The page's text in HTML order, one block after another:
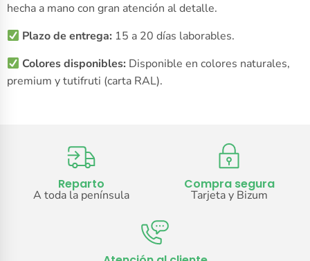
hecha a mano con gran atención al detalle.
Plazo de entrega: 15 a 20 días laborables.
Colores disponibles: Disponible en colores naturales,
premium y tutifruti (carta RAL).
Reparto
A toda la península
Compra segura
Tarjeta y Bizum